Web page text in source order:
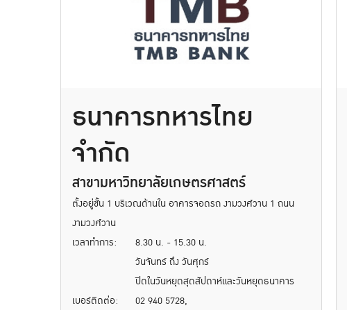
ธนาคารทหารไทย
จำกัด
สาขามหาวิทยาลัยเกษตรศาสตร์
ตั้งอยู่ชั้น 1 บริเวณด้านใน อาคารจอดรถ งามวงศ์วาน 1 ถนน
งามวงศ์วาน
เวลาทำการ:
8.30 น. - 15.30 น.
วันจันทร์ ถึง วันศุกร์
ปิดในวันหยุดสุดสัปดาห์และวันหยุดธนาคาร
เบอร์ติดต่อ:
02 940 5728,